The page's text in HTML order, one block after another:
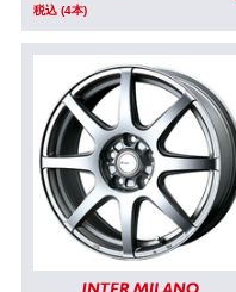
税込 (4本)